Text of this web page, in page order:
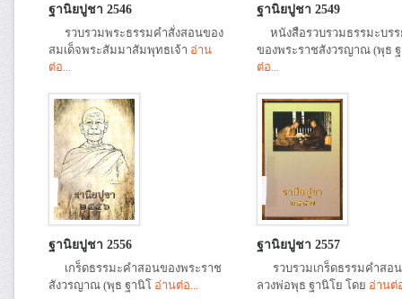
ฐานิยปูชา 2546
รวบรวมพระธรรมคำสั่งสอนของ
สมเด็จพระสัมมาสัมพุทธเจ้า อ่าน
ต่อ...
ฐานิยปูชา 2549
หนังสือรวบรวมธรรมะบรร
ของพระราชสังวรญาณ (พุธ
ต่อ...
ฐานิยปูชา 2556
เกร็ดธรรมะคำสอนของพระราช
สังวรญาณ (พุธ ฐานิโ อ่านต่อ...
ฐานิยปูชา 2557
รวบรวมเกร็ดธรรมคำสอ
ลวงพ่อพุธ ฐานิโย โดย อ่านต่